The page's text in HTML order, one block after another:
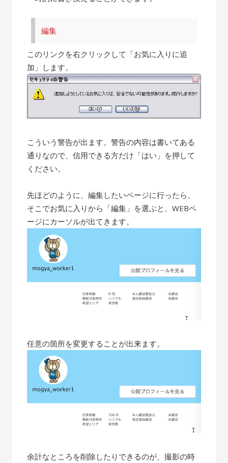
編集
このリンクを右クリックして「お気に入りに追
加」します。
こういう警告が出ます。警告の内容は書いてある
通りなので、信用できる方だけ「はい」を押して
ください。
先ほどのように、編集したいページに行ったら、
そこでお気に入りから「編集」を選ぶと、WEBペ
ージにカーソルが出てきます。
任意の箇所を変更することが出来ます。
余計なところを削除したりできるのが、撮影の時